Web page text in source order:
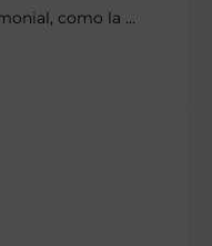
como la …